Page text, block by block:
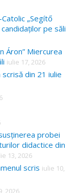
„Segítő
pe săli
Áron” Miercurea
iulie 17, 2026
din 21 iulie
probei
didactice din
13, 2026
scris iulie 10,
2026